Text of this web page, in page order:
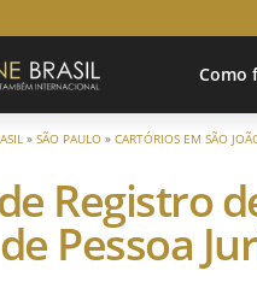
Como
» SÃO PAULO» CARTÓRIOS EM SÃO
Registro
de Pessoa